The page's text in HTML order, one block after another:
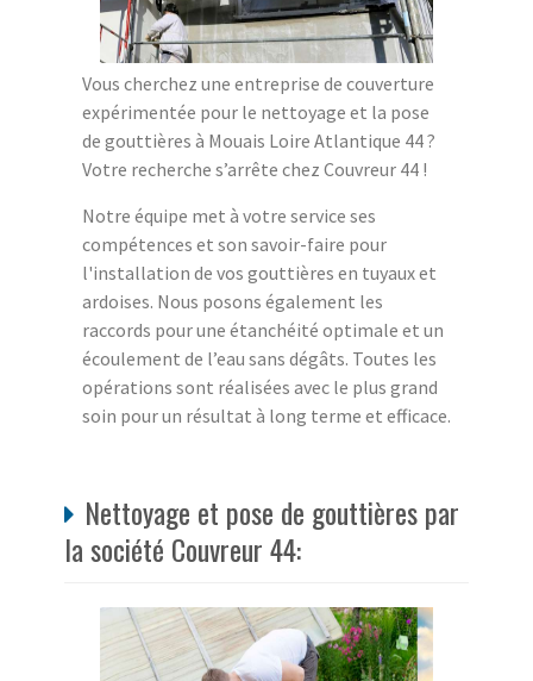
Vous cherchez une entreprise de couverture
expérimentée pour le nettoyage et la pose
de gouttières à Mouais Loire Atlantique 44 ?
Votre recherche s’arrête chez Couvreur 44 !
Notre équipe met à votre service ses
compétences et son savoir-faire pour
l'installation de vos gouttières en tuyaux et
ardoises. Nous posons également les
raccords pour une étanchéité optimale et un
écoulement de l’eau sans dégâts. Toutes les
opérations sont réalisées avec le plus grand
soin pour un résultat à long terme et efficace.
Nettoyage et pose de gouttières par
la société Couvreur 44: